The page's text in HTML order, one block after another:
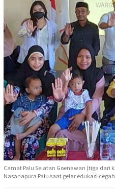
Camat Palu Selatan Goenawan (tiga dari
Nasanapura Palu saat gelar edukasi